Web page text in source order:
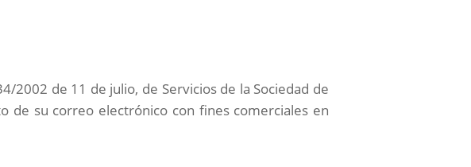
2002 de 11 de julio, de Servicios de la Sociedad de
de su correo electrónico con fines comerciales en